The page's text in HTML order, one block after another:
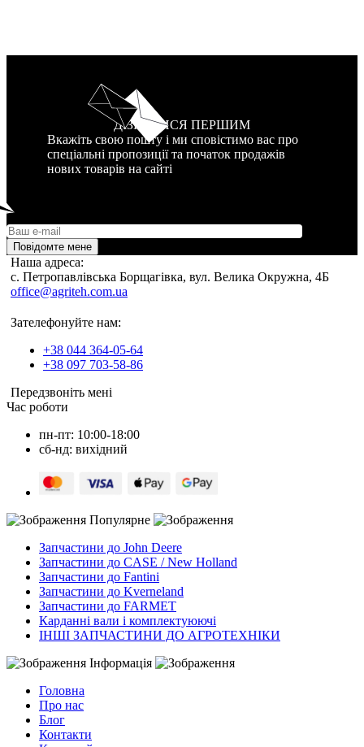
ДІЗНАТИСЯ ПЕРШИМ
Вкажіть свою пошту і ми сповістимо вас про
спеціальні пропозиції та початок продажів
нових товарів на сайті
Повідомте мене
Наша адреса:
c. Петропавлівська Борщагівка, вул. Велика Окружна, 4Б
office@agriteh.com.ua
Зателефонуйте нам:
+38 044 364-05-64
+38 097 703-58-86
Передзвоніть мені
Час роботи
пн-пт: 10:00-18:00
сб-нд: вихідний
Популярне
Запчастини до John Deere
Запчастини до CASE / New Holland
Запчастини до Fantini
Запчастини до Kverneland
Запчастини до FARMET
Карданні вали і комплектуюючі
ІНШІ ЗАПЧАСТИНИ ДО АГРОТЕХНІКИ
Інформація
Головна
Про нас
Блог
Контакти